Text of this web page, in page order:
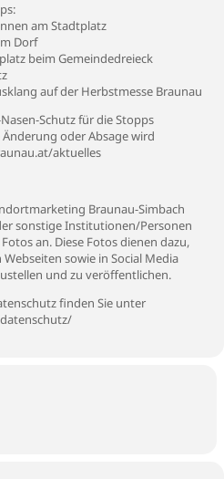
am Stadtplatz
Dorf
beim Gemeindedreieck
auf der Herbstmesse Braunau
Schutz für die Stopps
oder Absage wird
aktuelles
Braunau-Simbach
sonstige Institutionen/Personen
an. Diese Fotos dienen dazu,
sowie in Social Media
und zu veröffentlichen.
finden Sie unter